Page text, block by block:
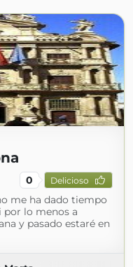
0 Delicioso
me ha dado tiempo
por lo menos a
y pasado estaré en